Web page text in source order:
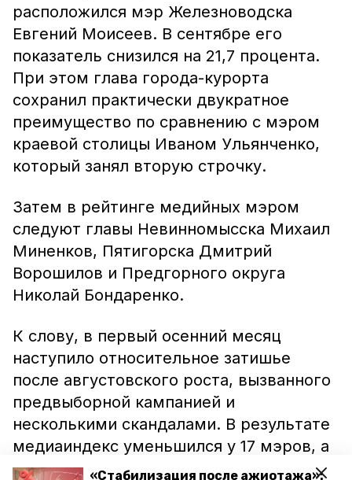
«Стабилизация после ажиотажа»:
расположился мэр Железноводска
Евгений Моисеев. В сентябре его
показатель снизился на 21,7 процента.
При этом глава города-курорта
сохранил практически двукратное
преимущество по сравнению с мэром
краевой столицы Иваном Ульянченко,
который занял вторую строчку.
Затем в рейтинге медийных мэром
следуют главы Невинномысска Михаил
Миненков, Пятигорска Дмитрий
Ворошилов и Предгорного округа
Николай Бондаренко.
К слову, в первый осенний месяц
наступило относительное затишье
после августовского роста, вызванного
предвыборной кампанией и
несколькими скандалами. В результате
медиаиндекс уменьшился у 17 мэров, а
у 14 — вырос.